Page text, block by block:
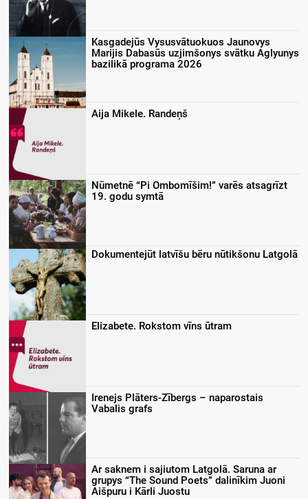
Kasgadejūs Vysusvātuokuos Jaunovys
Marijis Dabasūs uzjimšonys svātku Aglyunys
bazilikā programa 2026
Aija Mikele. Randeņš
Nūmetnē “Pi Ombomīšim!” varēs atsagrīzt
19. godu symtā
Dokumentejūt latvīšu bēru nūtikšonu Latgolā
Elizabete. Rokstom vīns ūtram
Irenejs Plāters-Zībergs – naparostais
Vabalis grafs
Ar saknem i sajiutom Latgolā. Saruna ar
grupys “The Sound Poets” dalinīkim Juoni
Aišpuru i Kārli Juostu